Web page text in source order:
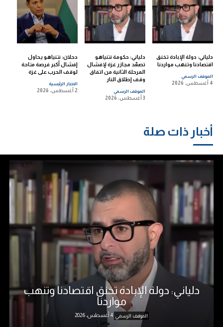
دلياني: دولة الإبادة تخنق
اقتصادنا وتنهب مواردنا
الموقف الرسمي
4 أغسطس، 2026
دلياني: حكومة نتنياهو
تصعّد مجازر غزة لإفشال
المرحلة الثانية من اتفاق
وقف إطلاق النار
الموقف الرسمي
3 أغسطس، 2026
دحلان: نتنياهو يحاول
إفشال أكبر فرصة متاحة
لوقف الحرب على غزة
الاخبار الرئيسية
2 أغسطس، 2026
أخبار ذات صلة
دلياني: دولة الإبادة تخنق اقتصادنا وتنهب
مواردنا
الموقف الرسمي 4 أغسطس، 2026